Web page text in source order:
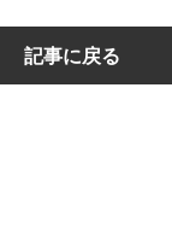
記事に戻る